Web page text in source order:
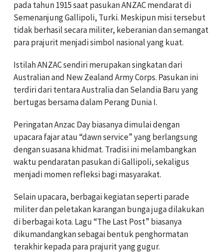
pada tahun 1915 saat pasukan ANZAC mendarat di
Semenanjung Gallipoli, Turki. Meskipun misi tersebut
tidak berhasil secara militer, keberanian dan semangat
para prajurit menjadi simbol nasional yang kuat.
Istilah ANZAC sendiri merupakan singkatan dari
Australian and New Zealand Army Corps. Pasukan ini
terdiri dari tentara Australia dan Selandia Baru yang
bertugas bersama dalam Perang Dunia I.
Peringatan Anzac Day biasanya dimulai dengan
upacara fajar atau “dawn service” yang berlangsung
dengan suasana khidmat. Tradisi ini melambangkan
waktu pendaratan pasukan di Gallipoli, sekaligus
menjadi momen refleksi bagi masyarakat.
Selain upacara, berbagai kegiatan seperti parade
militer dan peletakan karangan bunga juga dilakukan
di berbagai kota. Lagu “The Last Post” biasanya
dikumandangkan sebagai bentuk penghormatan
terakhir kepada para prajurit yang gugur.